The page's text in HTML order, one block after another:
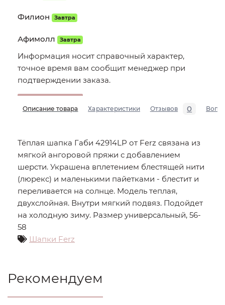
Филион Завтра
Афимолл Завтра
Информация носит справочный характер,
точное время вам сообщит менеджер при
подтверждении заказа.
Описание товара Характеристики Отзывов 0
Тёплая шапка Габи 42914LP от Ferz связана из
мягкой ангоровой пряжи с добавлением
шерсти. Украшена вплетением блестящей нити
(люрекс) и маленькими пайетками - блестит и
переливается на солнце. Модель теплая,
двухслойная. Внутри мягкий подвяз. Подойдет
на холодную зиму. Размер универсальный, 56-
58
Шапки Ferz
Рекомендуем